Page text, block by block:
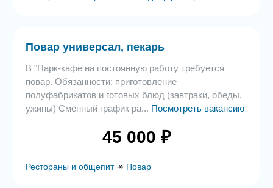
Повар универсал, пекарь
В "Парк-кафе на постоянную работу требуется
повар. Обязанности: приготовление
полуфабрикатов и готовых блюд (завтраки, обеды,
ужины) Сменный график ра... Посмотреть вакансию
45 000 ₽
Рестораны и общепит↠ Повар